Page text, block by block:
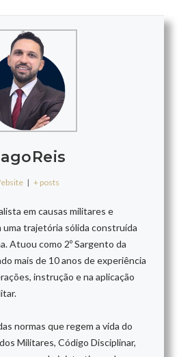
| + posts
em causas militares e
uma trajetória sólida construída
Atuou como 2º Sargento da
mais de 10 anos de experiência
instrução e na aplicação
normas que regem a vida do
Militares, Código Disciplinar,